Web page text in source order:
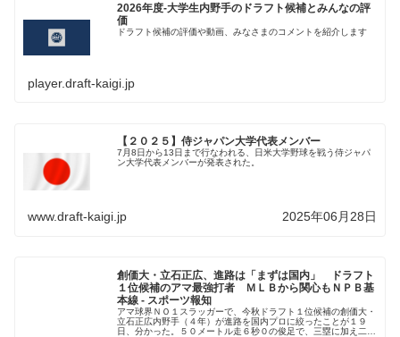
2026年度-大学生内野手のドラフト候補とみんなの評
価
ドラフト候補の評価や動画、みなさまのコメントを紹介します
player.draft-kaigi.jp
【２０２５】侍ジャパン大学代表メンバー
7月8日から13日まで行なわれる、日米大学野球を戦う侍ジャパ
ン大学代表メンバーが発表された。
www.draft-kaigi.jp 2025年06月28日
創価大・立石正広、進路は「まずは国内」 ドラフト
１位候補のアマ最強打者 ＭＬＢから関心もＮＰＢ基
本線 - スポーツ報知
アマ球界ＮＯ１スラッガーで、今秋ドラフト１位候補の創価大・
立石正広内野手（４年）が進路を国内プロに絞ったことが１９
日、分かった。５０メートル走６秒０の俊足で、三塁に加え二塁